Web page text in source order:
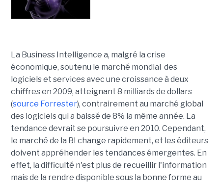
La Business Intelligence a, malgré la crise
économique, soutenu le marché mondial des
logiciels et services avec une croissance à deux
chiffres en 2009, atteignant 8 milliards de dollars
(source Forrester), contrairement au marché global
des logiciels qui a baissé de 8% la même année. La
tendance devrait se poursuivre en 2010. Cependant,
le marché de la BI change rapidement, et les éditeurs
doivent appréhender les tendances émergentes. En
effet, la difficulté n'est plus de recueillir l'information
mais de la rendre disponible sous la bonne forme au